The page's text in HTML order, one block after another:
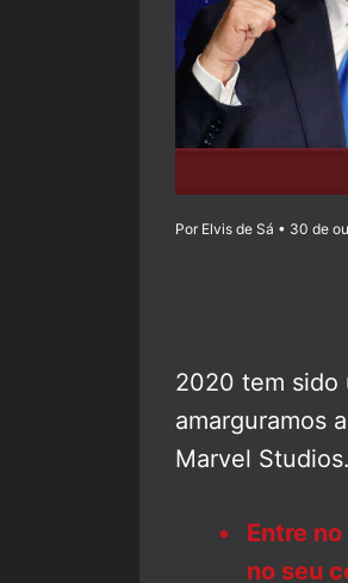
Por Elvis de Sá • 30 de
2020 tem sido
amarguramos
Marvel Studios.
Entre
no seu